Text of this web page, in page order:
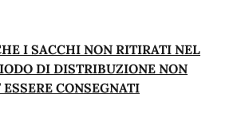
I SACCHI NON RITIRATI NEL
DI DISTRIBUZIONE NON
CONSEGNATI